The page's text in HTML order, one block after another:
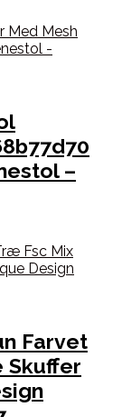
–
Farvet
Skuffer